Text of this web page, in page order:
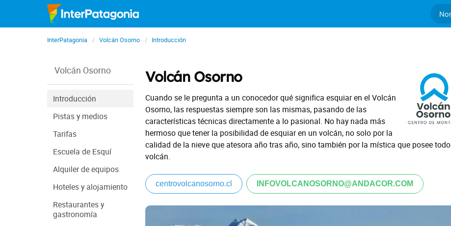
InterPatagonia Volcán Osorno Introducción
Volcán Osorno
Introducción
Pistas y medios
Tarifas
Escuela de Esquí
Alquiler de equipos
Hoteles y alojamiento
Restaurantes y
gastronomía
Volcán Osorno
Cuando se le pregunta a un conocedor qué significa esquiar en el Volcán
Osorno, las respuestas siempre son las mismas, pasando de las
características técnicas directamente a lo pasional. No hay nada más
hermoso que tener la posibilidad de esquiar en un volcán, no solo por la
calidad de la nieve que atesora año tras año, sino también por la mística que posee todo
volcán.
centrovolcanosorno.cl INFOVOLCANOSORNO@ANDACOR.COM